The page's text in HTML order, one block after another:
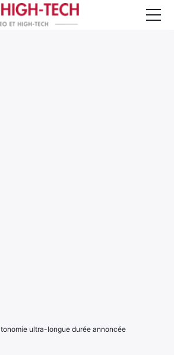
ultra-longue durée annoncée